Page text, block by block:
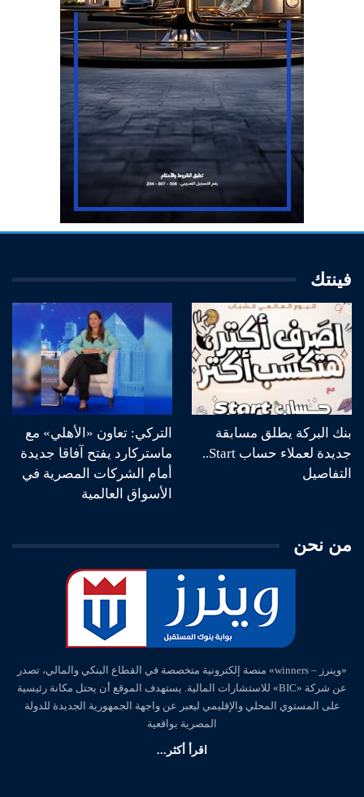
فينتك
بنك البركة يطلق مسابقة
جديدة لعملاء حساب Start..
التفاصيل
التركي: تعاون «الأهلي» مع
ماستركارد يفتح آفاقا جديدة
أمام الشركات المصرية في
الأسواق العالمية
من نحن
«وينرز – winners» منصة إلكترونية متخصصة في القطاع البنكي والمالي، تصدر
عن شركة «BIC» للاستشارات المالية. يستهدف الموقع أن يحتل مكانة رئيسية
على المستوي المحلي والإقليمي ليعبر عن واجهة الجمهورية الجديدة للدولة
المصرية بواقعية
اقرأ أكثر...